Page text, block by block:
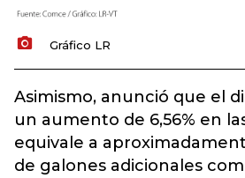
Gráfico LR
Asimismo, anunció que el
un aumento de 6,56% en
equivale a
de galones adicionales